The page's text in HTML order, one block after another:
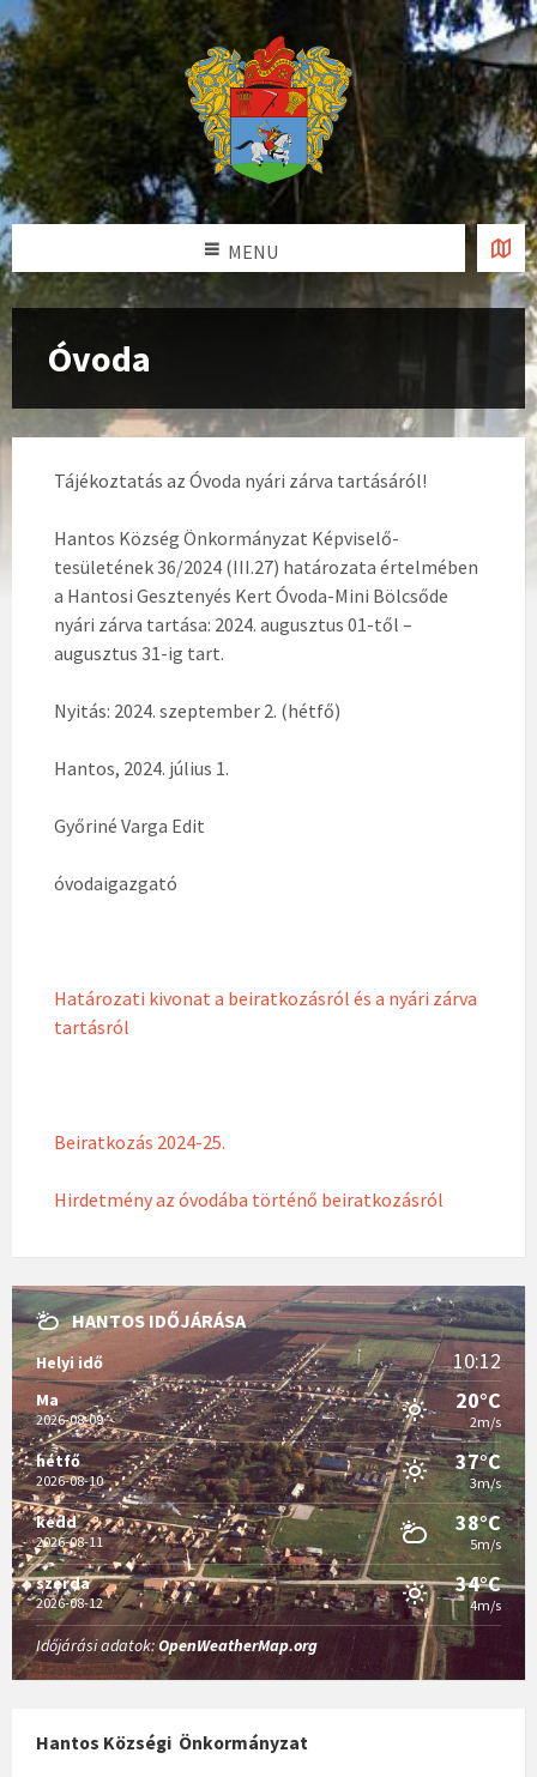
MENU
Óvoda
Tájékoztatás az Óvoda nyári zárva tartásáról!
Hantos Község Önkormányzat Képviselő-
tesületének 36/2024 (III.27) határozata értelmében
a Hantosi Gesztenyés Kert Óvoda-Mini Bölcsőde
nyári zárva tartása: 2024. augusztus 01-től –
augusztus 31-ig tart.
Nyitás: 2024. szeptember 2. (hétfő)
Hantos, 2024. július 1.
Győriné Varga Edit
óvodaigazgató
Határozati kivonat a beiratkozásról és a nyári zárva
tartásról
Beiratkozás 2024-25.
Hirdetmény az óvodába történő beiratkozásról
HANTOS IDŐJÁRÁSA
Helyi idő 10:12
Ma
2026-08-09
20°C
2m/s
hétfő
2026-08-10
37°C
3m/s
kedd
2026-08-11
38°C
5m/s
szerda
2026-08-12
34°C
4m/s
Időjárási adatok:OpenWeatherMap.org
Hantos Községi Önkormányzat